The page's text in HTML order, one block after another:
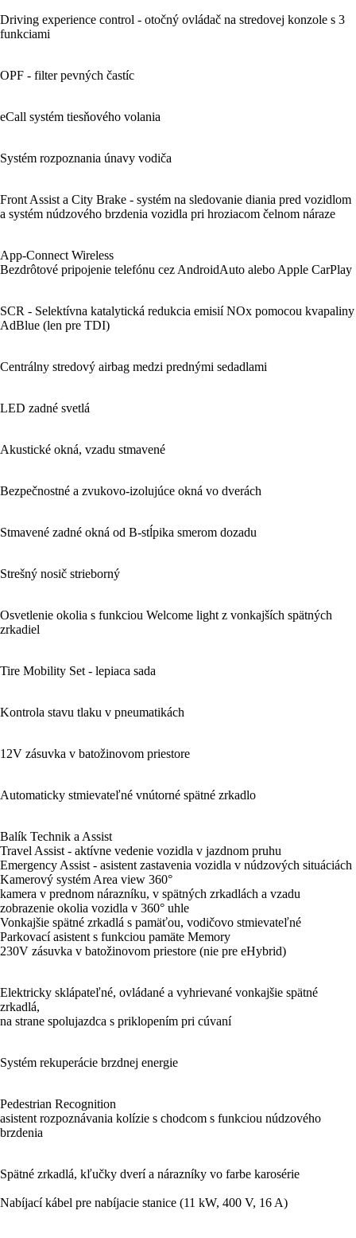
Driving experience control - otočný ovládač na stredovej konzole s 3
funkciami
OPF - filter pevných častíc
eCall systém tiesňového volania
Systém rozpoznania únavy vodiča
Front Assist a City Brake - systém na sledovanie diania pred vozidlom
a systém núdzového brzdenia vozidla pri hroziacom čelnom náraze
App-Connect Wireless
Bezdrôtové pripojenie telefónu cez AndroidAuto alebo Apple CarPlay
SCR - Selektívna katalytická redukcia emisií NOx pomocou kvapaliny
AdBlue (len pre TDI)
Centrálny stredový airbag medzi prednými sedadlami
LED zadné svetlá
Akustické okná, vzadu stmavené
Bezpečnostné a zvukovo-izolujúce okná vo dverách
Stmavené zadné okná od B-stĺpika smerom dozadu
Strešný nosič strieborný
Osvetlenie okolia s funkciou Welcome light z vonkajších spätných
zrkadiel
Tire Mobility Set - lepiaca sada
Kontrola stavu tlaku v pneumatikách
12V zásuvka v batožinovom priestore
Automaticky stmievateľné vnútorné spätné zrkadlo
Balík Technik a Assist
Travel Assist - aktívne vedenie vozidla v jazdnom pruhu
Emergency Assist - asistent zastavenia vozidla v núdzových situáciách
Kamerový systém Area view 360°
kamera v prednom nárazníku, v spätných zrkadlách a vzadu
zobrazenie okolia vozidla v 360° uhle
Vonkajšie spätné zrkadlá s pamäťou, vodičovo stmievateľné
Parkovací asistent s funkciou pamäte Memory
230V zásuvka v batožinovom priestore (nie pre eHybrid)
Elektricky sklápateľné, ovládané a vyhrievané vonkajšie spätné
zrkadlá,
na strane spolujazdca s priklopením pri cúvaní
Systém rekuperácie brzdnej energie
Pedestrian Recognition
asistent rozpoznávania kolízie s chodcom s funkciou núdzového
brzdenia
Spätné zrkadlá, kľučky dverí a nárazníky vo farbe karosérie
Nabíjací kábel pre nabíjacie stanice (11 kW, 400 V, 16 A)